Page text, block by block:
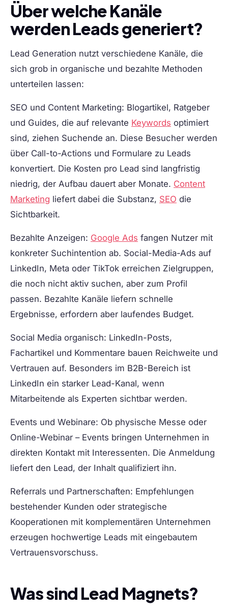
Über welche Kanäle
werden Leads generiert?
Lead Generation nutzt verschiedene Kanäle, die
sich grob in organische und bezahlte Methoden
unterteilen lassen:
SEO und Content Marketing: Blogartikel, Ratgeber
und Guides, die auf relevante Keywords optimiert
sind, ziehen Suchende an. Diese Besucher werden
über Call-to-Actions und Formulare zu Leads
konvertiert. Die Kosten pro Lead sind langfristig
niedrig, der Aufbau dauert aber Monate. Content
Marketing liefert dabei die Substanz, SEO die
Sichtbarkeit.
Bezahlte Anzeigen: Google Ads fangen Nutzer mit
konkreter Suchintention ab. Social-Media-Ads auf
LinkedIn, Meta oder TikTok erreichen Zielgruppen,
die noch nicht aktiv suchen, aber zum Profil
passen. Bezahlte Kanäle liefern schnelle
Ergebnisse, erfordern aber laufendes Budget.
Social Media organisch: LinkedIn-Posts,
Fachartikel und Kommentare bauen Reichweite und
Vertrauen auf. Besonders im B2B-Bereich ist
LinkedIn ein starker Lead-Kanal, wenn
Mitarbeitende als Experten sichtbar werden.
Events und Webinare: Ob physische Messe oder
Online-Webinar – Events bringen Unternehmen in
direkten Kontakt mit Interessenten. Die Anmeldung
liefert den Lead, der Inhalt qualifiziert ihn.
Referrals und Partnerschaften: Empfehlungen
bestehender Kunden oder strategische
Kooperationen mit komplementären Unternehmen
erzeugen hochwertige Leads mit eingebautem
Vertrauensvorschuss.
Was sind Lead Magnets?